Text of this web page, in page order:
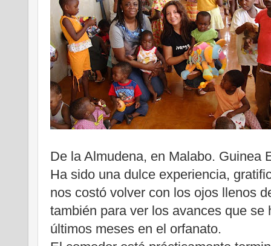
De la Almudena, en Malabo. Guinea
Ha sido una dulce experiencia,
nos costó volver con los ojos llenos
también para ver los avances que se
últimos meses en el orfanato.